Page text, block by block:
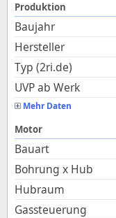
Produktion
Baujahr
Hersteller
Typ (2ri.de)
UVP ab Werk
Mehr Daten
Motor
Bauart
Bohrung x Hub
Hubraum
Gassteuerung